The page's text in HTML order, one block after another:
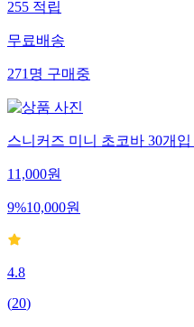
255적립
무료배송
271명구매중
스니커즈 미니 초코바 30개
11,000원
9%10,000원
4.8
(20)